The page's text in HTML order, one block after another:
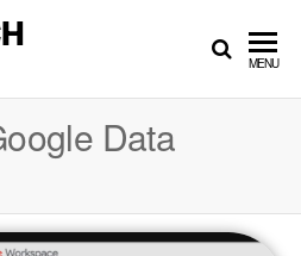
MENU
Data